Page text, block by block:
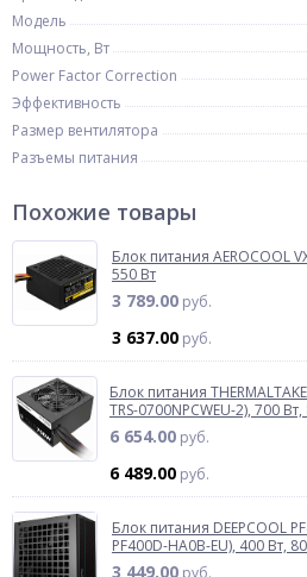
Модель
Мощность, Вт
Power Factor Correction
Эффективность
Размер вентилятора
Разъемы питания
Похожие товары
Блок питания AEROCOOL
550 Вт
3 789.00 руб.
3 637.00 руб.
Блок питания THERMALTAKE
TRS-0700NPCWEU-2), 700
6 654.00 руб.
6 489.00 руб.
Блок питания DEEPCOOL
PF400D-HA0B-EU), 400 Вт,
3 449.00 руб.